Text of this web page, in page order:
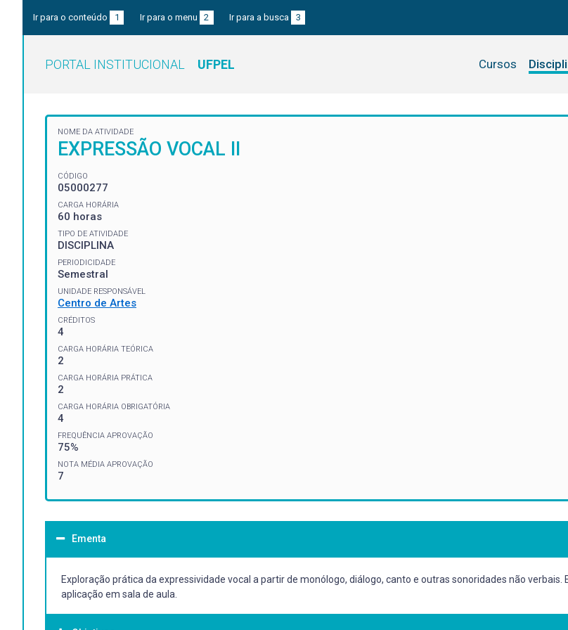
Ir para o conteúdo 1 Ir para o menu 2 Ir para a busca 3
PORTAL INSTITUCIONAL UFPEL Cursos
NOME DA ATIVIDADE
EXPRESSÃO VOCAL II
CÓDIGO
05000277
CARGA HORÁRIA
60 horas
TIPO DE ATIVIDADE
DISCIPLINA
PERIODICIDADE
Semestral
UNIDADE RESPONSÁVEL
Centro de Artes
CRÉDITOS
4
CARGA HORÁRIA TEÓRICA
2
CARGA HORÁRIA PRÁTICA
2
CARGA HORÁRIA OBRIGATÓRIA
4
FREQUÊNCIA APROVAÇÃO
75%
NOTA MÉDIA APROVAÇÃO
7
Ementa
Exploração prática da expressividade vocal a partir de monólogo, diálogo, canto e outras sonoridades não
aplicação em sala de aula.